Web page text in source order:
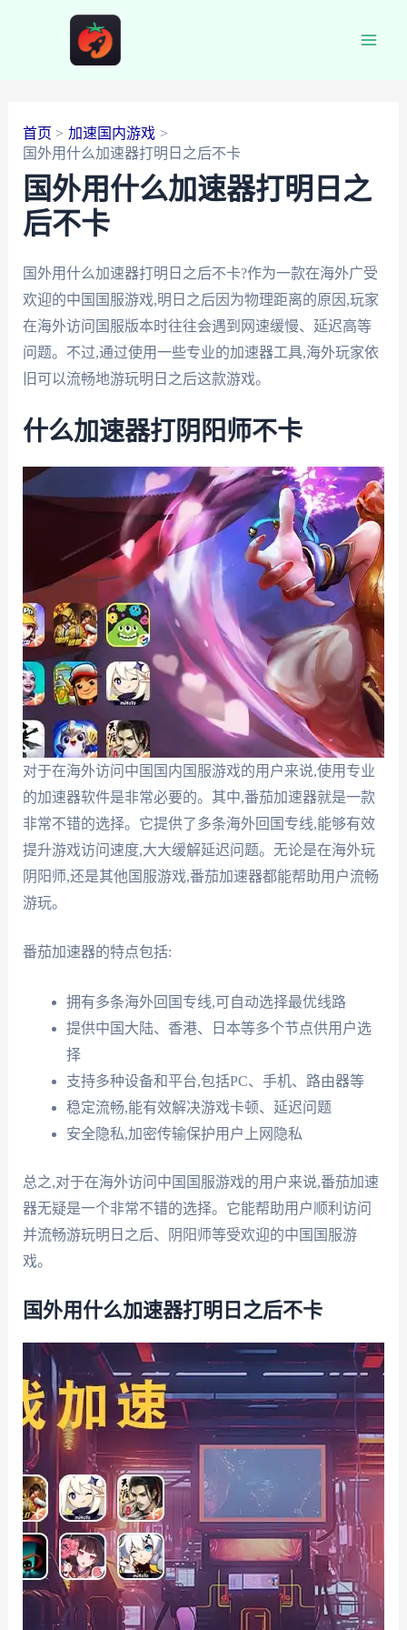
首页
加速国内游戏
国外用什么加速器打明日之后不卡
国外用什么加速器打明日之
后不卡
国外用什么加速器打明日之后不卡?作为一款在海外广受
欢迎的中国国服游戏,明日之后因为物理距离的原因,玩家
在海外访问国服版本时往往会遇到网速缓慢、延迟高等
问题。不过,通过使用一些专业的加速器工具,海外玩家依
旧可以流畅地游玩明日之后这款游戏。
什么加速器打阴阳师不卡
对于在海外访问中国国内国服游戏的用户来说,使用专业
的加速器软件是非常必要的。其中,番茄加速器就是一款
非常不错的选择。它提供了多条海外回国专线,能够有效
提升游戏访问速度,大大缓解延迟问题。无论是在海外玩
阴阳师,还是其他国服游戏,番茄加速器都能帮助用户流畅
游玩。
番茄加速器的特点包括:
拥有多条海外回国专线,可自动选择最优线路
提供中国大陆、香港、日本等多个节点供用户选
择
支持多种设备和平台,包括PC、手机、路由器等
稳定流畅,能有效解决游戏卡顿、延迟问题
安全隐私,加密传输保护用户上网隐私
总之,对于在海外访问中国国服游戏的用户来说,番茄加速
器无疑是一个非常不错的选择。它能帮助用户顺利访问
并流畅游玩明日之后、阴阳师等受欢迎的中国国服游
戏。
国外用什么加速器打明日之后不卡